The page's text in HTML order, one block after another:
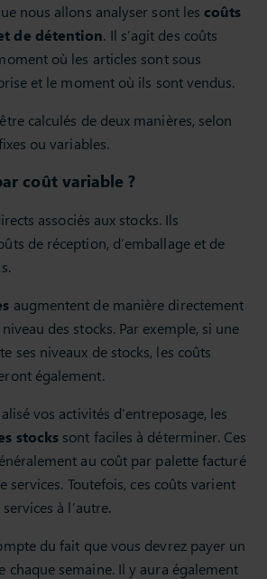
nous allons analyser sont lescoûts
de détention. Il s’agit des coûts
où les articles sont sous
et le moment où ils sont vendus.
calculés de deux manières, selon
ou variables.
coût variable ?
associés aux stocks. Ils
de réception, d’emballage et de
augmentent de manière directement
des stocks. Par exemple, si une
ses niveaux de stocks, les coûts
également.
vos activités d’entreposage, les
stocks sont faciles à déterminer. Ces
au coût par palette facturé
services. Toutefois, ces coûts varient
à l’autre.
du fait que vous devrez payer un
chaque semaine. Il y aura également